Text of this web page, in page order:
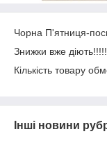
Чорна П'ятниця-
Знижки вже діють!!!!!
Кількість товару
Інші новини